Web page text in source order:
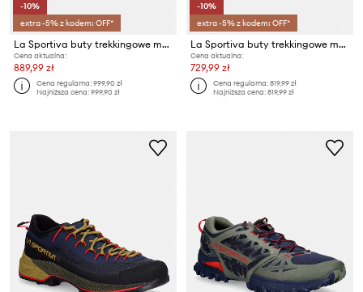
-10%
extra -5% z kodem: OFF*
La Sportiva buty trekkingowe męskie Prodigio Pro
Cena aktualna:
889,99 zł
Cena regularna:999,90 zł
Najniższa cena:999,90 zł
-10%
extra -5% z kodem: OFF*
La Sportiva buty trekkingowe męskie Ultra Raptor 3
Cena aktualna:
729,99 zł
Cena regularna:819,99 zł
Najniższa cena:819,99 zł